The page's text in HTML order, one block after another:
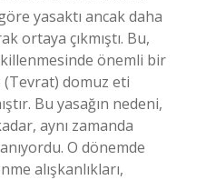
yasaktı ancak daha
ortaya çıkmıştı. Bu,
önemli bir
(Tevrat) domuz eti
Bu yasağın nedeni,
aynı zamanda
O dönemde
alışkanlıkları,